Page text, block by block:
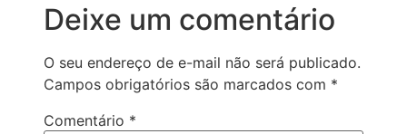
Deixe um comentário
O seu endereço de e-mail não será publicado.
Campos obrigatórios são marcados com *
Comentário *